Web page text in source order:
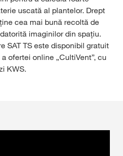
uscată al plantelor. Drept
cea mai bună recoltă de
imaginilor din spațiu.
SAT TS este disponibil gratuit
ofertei online „CultiVent”, cu
KWS.